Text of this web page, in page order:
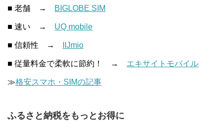
■ 老舗 → BIGLOBE SIM
■ 速い → UQ mobile
■ 信頼性 → IIJmio
■ 従量料金で柔軟に節約！ → エキサイトモバイル
≫格安スマホ・SIMの記事
ふるさと納税をもっとお得に